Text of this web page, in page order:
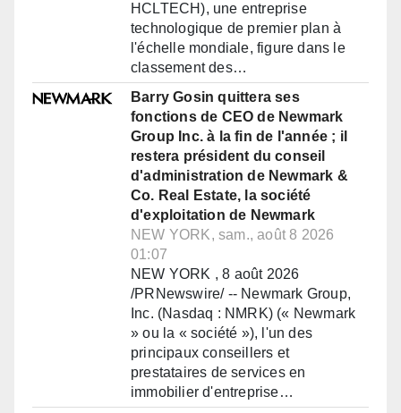
HCLTECH), une entreprise
technologique de premier plan à
l'échelle mondiale, figure dans le
classement des…
Barry Gosin quittera ses
fonctions de CEO de Newmark
Group Inc. à la fin de l'année ; il
restera président du conseil
d'administration de Newmark &
Co. Real Estate, la société
d'exploitation de Newmark
NEW YORK, sam., août 8 2026
01:07
NEW YORK , 8 août 2026
/PRNewswire/ -- Newmark Group,
Inc. (Nasdaq : NMRK) (« Newmark
» ou la « société »), l'un des
principaux conseillers et
prestataires de services en
immobilier d'entreprise…